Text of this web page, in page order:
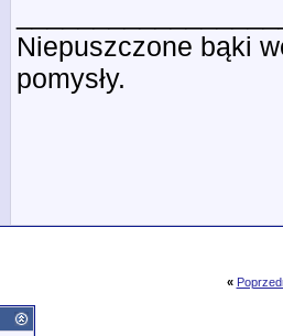
Niepuszczone bąki
pomysły.
«